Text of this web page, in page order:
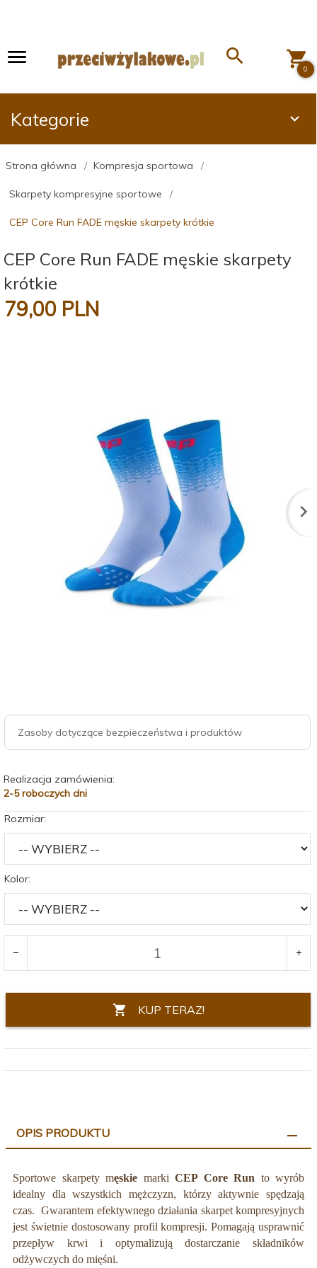
0
Kategorie
Strona główna Kompresja sportowa
Skarpety kompresyjne sportowe
CEP Core Run FADE męskie skarpety krótkie
CEP Core Run FADE męskie skarpety
krótkie
79,00 PLN
Zasoby dotyczące bezpieczeństwa i produktów
Realizacja zamówienia:
2-5 roboczych dni
Rozmiar:
Kolor:
KUP TERAZ!
OPIS PRODUKTU
Sportowe skarpety męskie marki CEP Core Run to wyrób
idealny dla wszystkich mężczyzn, którzy aktywnie spędzają
czas. Gwarantem efektywnego działania skarpet kompresyjnych
jest świetnie dostosowany profil kompresji. Pomagają usprawnić
przepływ krwi i optymalizują dostarczanie składników
odżywczych do mięśni.